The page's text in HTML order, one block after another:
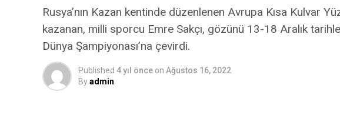
Rusya’nın Kazan kentinde düzenlenen Avrupa Kısa Kulvar
kazanan, milli sporcu Emre Sakçı, gözünü 13-18 Aralık
Dünya Şampiyonası’na çevirdi.
Published 4 yıl önce on Ağustos 16, 2022
Byadmin